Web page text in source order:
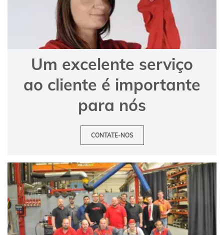
Um excelente serviço
ao cliente é importante
para nós
CONTATE-NOS